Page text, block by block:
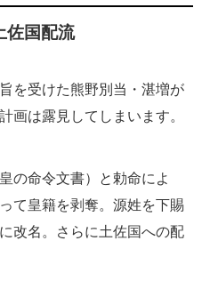
佐国配流
を受けた熊野別当・湛増が
画は露見してしまいます。
の命令文書）と勅命によ
て皇籍を剥奪。源姓を下賜
改名。さらに土佐国への配